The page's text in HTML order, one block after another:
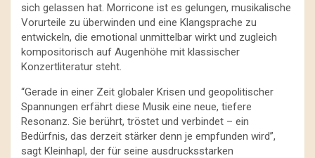
sich gelassen hat. Morricone ist es gelungen, musikalische
Vorurteile zu überwinden und eine Klangsprache zu
entwickeln, die emotional unmittelbar wirkt und zugleich
kompositorisch auf Augenhöhe mit klassischer
Konzertliteratur steht.
“Gerade in einer Zeit globaler Krisen und geopolitischer
Spannungen erfährt diese Musik eine neue, tiefere
Resonanz. Sie berührt, tröstet und verbindet – ein
Bedürfnis, das derzeit stärker denn je empfunden wird”,
sagt Kleinhapl, der für seine ausdrucksstarken